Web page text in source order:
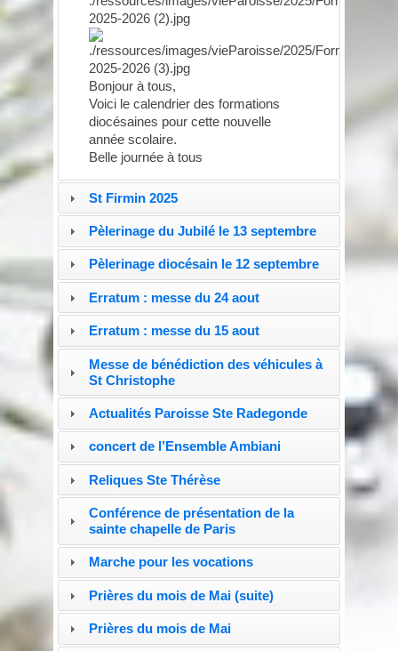
Bonjour à tous,
Voici le calendrier des formations
diocésaines pour cette nouvelle
année scolaire.
Belle journée à tous
St Firmin 2025
Pèlerinage du Jubilé le 13 septembre
Pèlerinage diocésain le 12 septembre
Erratum : messe du 24 aout
Erratum : messe du 15 aout
Messe de bénédiction des véhicules à
St Christophe
Actualités Paroisse Ste Radegonde
concert de l’Ensemble Ambiani
Reliques Ste Thérèse
Conférence de présentation de la
sainte chapelle de Paris
Marche pour les vocations
Prières du mois de Mai (suite)
Prières du mois de Mai